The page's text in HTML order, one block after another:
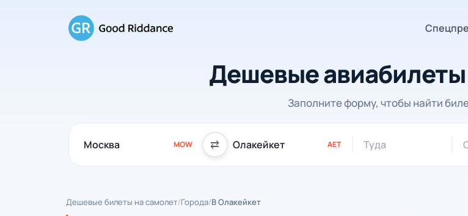
Дешевые авиабилеты
Заполните форму, чтобы найти
MOW ⇄ AET Туда
Дешевые билеты на самолет/Города/В Олакейкет